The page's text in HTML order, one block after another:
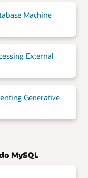
Machine
External
Generative
MySQL